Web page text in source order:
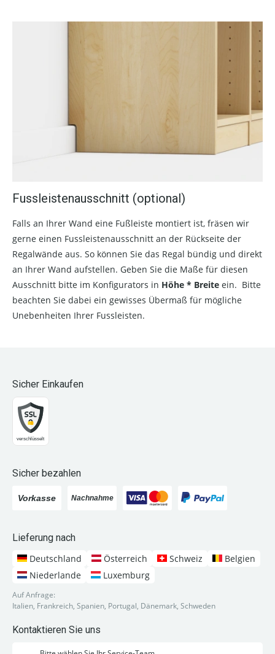
Fussleistenausschnitt (optional)
Falls an Ihrer Wand eine Fußleiste montiert ist, fräsen wir
gerne einen Fussleistenausschnitt an der Rückseite der
Regalwände aus. So können Sie das Regal bündig und direkt
an Ihrer Wand aufstellen. Geben Sie die Maße für diesen
Ausschnitt bitte im Konfigurators in Höhe * Breite ein. Bitte
beachten Sie dabei ein gewisses Übermaß für mögliche
Unebenheiten Ihrer Fussleisten.
Sicher Einkaufen
Sicher bezahlen
Lieferung nach
Deutschland
Österreich Schweiz
Belgien
Niederlande
Luxemburg
Auf Anfrage:
Italien, Frankreich, Spanien, Portugal, Dänemark, Schweden
Kontaktieren Sie uns